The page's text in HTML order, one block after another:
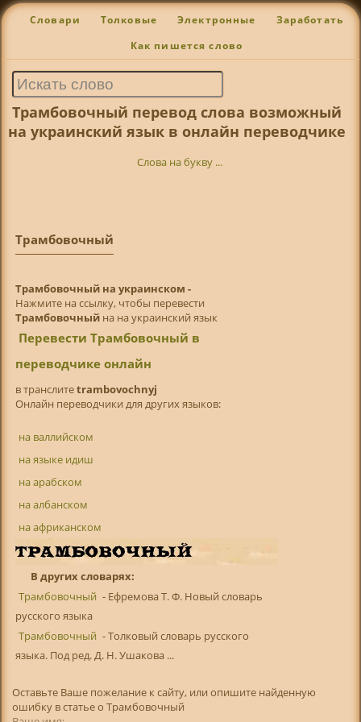
Словари Толковые Электронные Заработать
Как пишется слово
Трамбовочный перевод слова возможный
на украинский язык в онлайн переводчике
Слова на букву ...
Трамбовочный
Трамбовочный на украинском -
Нажмите на ссылку, чтобы перевести
Трамбовочныйна на украинский язык
Перевести Трамбовочный в
переводчике онлайн
в транслитetrambovochnyj
Онлайн переводчики для других языков:
на валлийском
на языке идиш
на арабском
на албанском
на африканском
В других словарях:
Трамбовочный - Ефремова Т. Ф. Новый словарь
русского языка
Трамбовочный - Толковый словарь русского
языка. Под ред. Д. Н. Ушакова ...
Оставьте Ваше пожелание к сайту, или опишите найденную
ошибку в статье о Трамбовочный